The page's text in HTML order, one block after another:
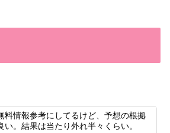
料情報参考にしてるけど、予想の根拠
。結果は当たり外れ半々くらい。